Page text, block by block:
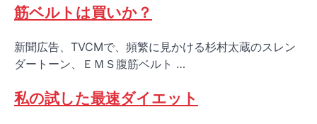
筋ベルトは買いか？
新聞広告、TVCMで、頻繁に見かける杉村太蔵のスレン
ダートーン、ＥＭＳ腹筋ベルト …
私の試した最速ダイエット